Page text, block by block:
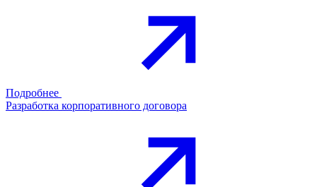
Подробнее
Разработка корпоративного договора